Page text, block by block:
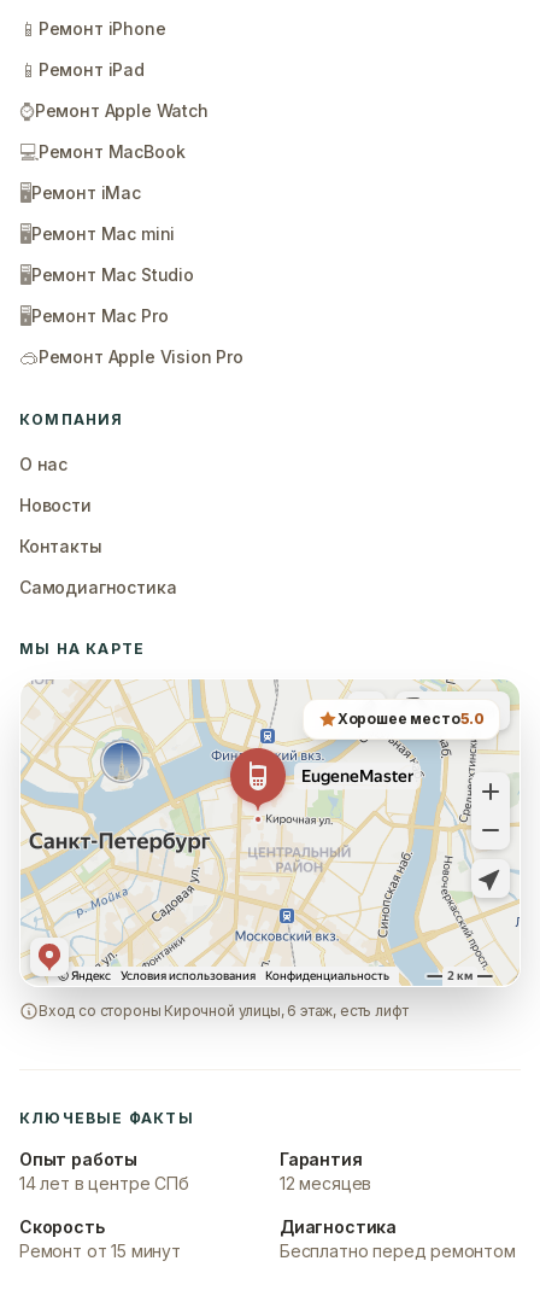
📱 Ремонт iPhone
📱 Ремонт iPad
⌚Ремонт Apple Watch
💻Ремонт MacBook
🖥️Ремонт iMac
🖥️Ремонт Mac mini
🖥️Ремонт Mac Studio
🖥️Ремонт Mac Pro
🥽Ремонт Apple Vision Pro
КОМПАНИЯ
О нас
Новости
Контакты
Самодиагностика
МЫ НА КАРТЕ
Хорошее место5.0
Вход со стороны Кирочной улицы, 6 этаж, есть лифт
КЛЮЧЕВЫЕ ФАКТЫ
Опыт работы
14 лет в центре СПб
Гарантия
12 месяцев
Скорость
Ремонт от 15 минут
Диагностика
Бесплатно перед ремонтом